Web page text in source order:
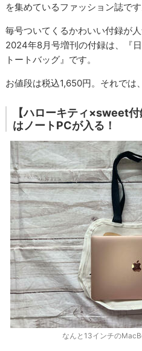
を集めているファッション誌です
毎号ついてくるかわいい付録が
2024年8月号増刊の付録は、『
トートバッグ』です。
お値段は税込1,650円。それでは
【ハローキティ×sweet
はノートPCが入る！
なんと13インチの